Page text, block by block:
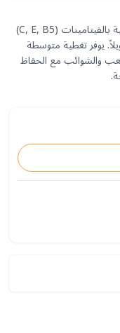
كريم أساس هيلثي ميكس من بورجوا، بتركيبة غنية بالفيتامينات (C, E, B5)
يوفر تغطية متوسطة
والشوائب مع الحفاظ